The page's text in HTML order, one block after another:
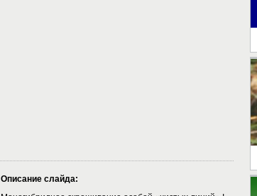
Описание слайда: